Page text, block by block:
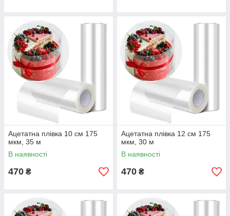
Ацетатна плівка 10 см 175
мкм, 35 м
В наявності
470 ₴
Ацетатна плівка 12 см 175
мкм, 30 м
В наявності
470 ₴